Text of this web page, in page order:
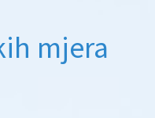
mjera